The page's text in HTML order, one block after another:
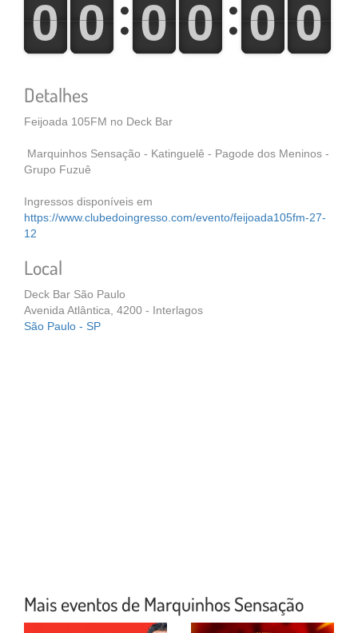
0
0
1
1 0
0
1
1 0
0
1
1 0
0
1
1 0
0
1
1 0
0
1
1
Detalhes
Feijoada 105FM no Deck Bar
Marquinhos Sensação - Katinguelê - Pagode dos Meninos -
Grupo Fuzuê
Ingressos disponíveis em
https://www.clubedoingresso.com/evento/feijoada105fm-27-
12
Local
Deck Bar São Paulo
Avenida Atlântica, 4200 - Interlagos
São Paulo - SP
Mais eventos de Marquinhos Sensação